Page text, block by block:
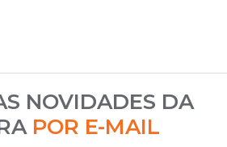
NOVIDADES DA
POR E-MAIL